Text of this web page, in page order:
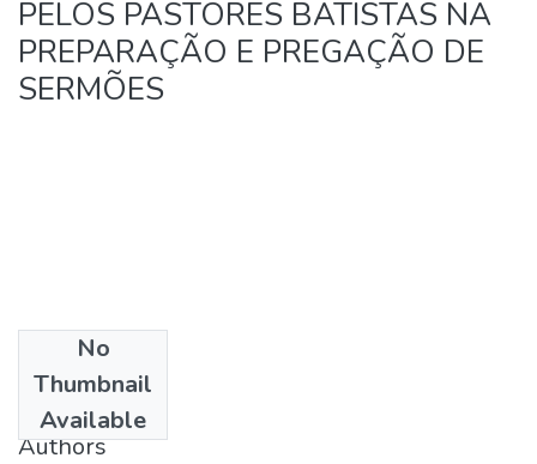
PELOS PASTORES BATISTAS NA
PREPARAÇÃO E PREGAÇÃO DE
SERMÕES
No
Thumbnail
Available
1988
Authors